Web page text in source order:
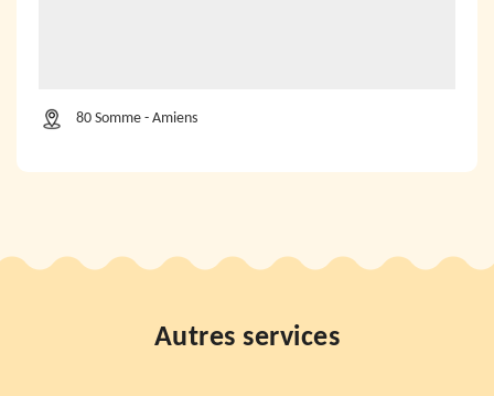
80 Somme - Amiens
Autres services